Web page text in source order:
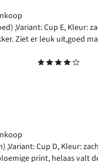
,Variant: Cup E, Kleur:
Ziet er leuk uit,goed
,Variant: Cup D, Kleur:
print, helaas valt